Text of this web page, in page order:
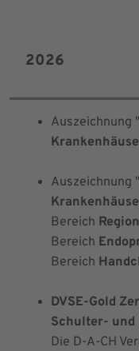
2026
Auszeichnung "
Auszeichnung "
Bereich
Bereich
Bereich
DVSE-Gold
Schulter- und
Die D-A-CH